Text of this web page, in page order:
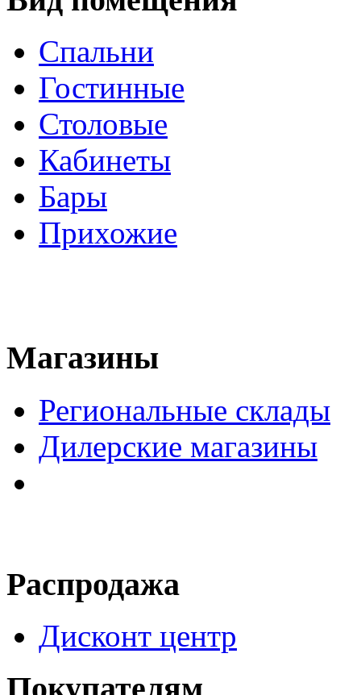
Спальни
Гостинные
Столовые
Кабинеты
Бары
Прихожие
Магазины
Региональные склады
Дилерские магазины
Распродажа
Дисконт центр